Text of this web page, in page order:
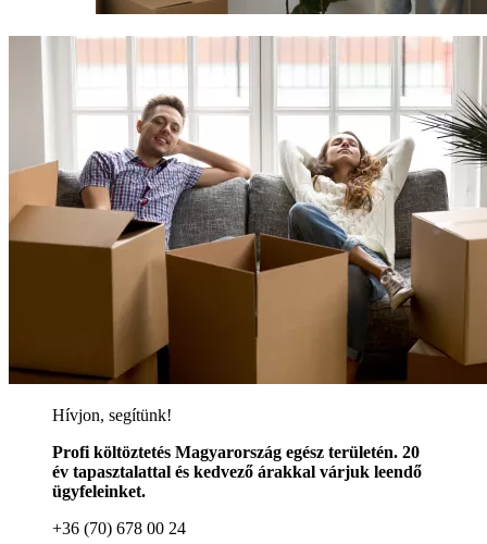
Hívjon, segítünk!
Profi költöztetés Magyarország egész területén. 20
év tapasztalattal és kedvező árakkal várjuk leendő
ügyfeleinket.
+36 (70) 678 00 24